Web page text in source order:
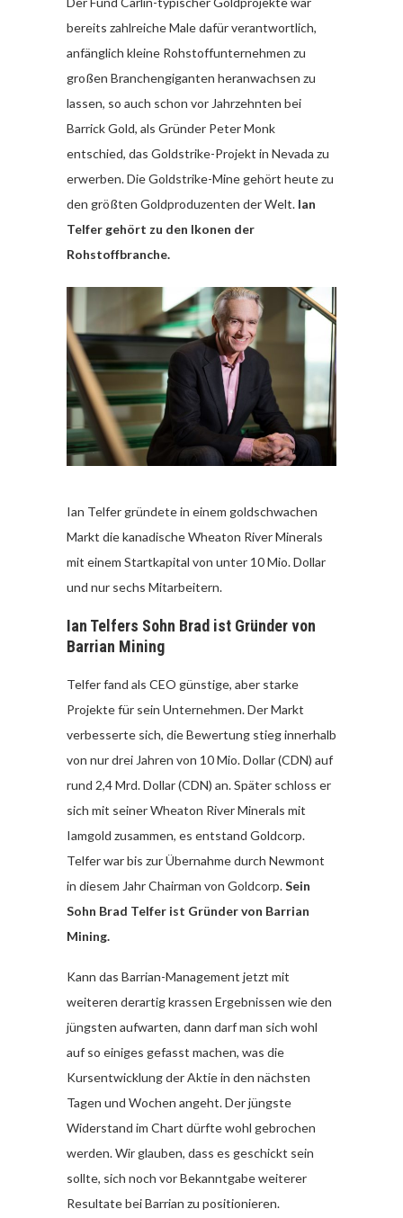
bereits zahlreiche Male dafür verantwortlich,
anfänglich kleine Rohstoffunternehmen zu
großen Branchengiganten heranwachsen zu
lassen, so auch schon vor Jahrzehnten bei
Barrick Gold, als Gründer Peter Monk
entschied, das Goldstrike-Projekt in Nevada zu
erwerben. Die Goldstrike-Mine gehört heute zu
den größten Goldproduzenten der Welt. Ian
Telfer gehört zu den Ikonen der
Rohstoffbranche.
Ian Telfer gründete in einem goldschwachen
Markt die kanadische Wheaton River Minerals
mit einem Startkapital von unter 10 Mio. Dollar
und nur sechs Mitarbeitern.
Ian Telfers Sohn Brad ist Gründer von
Barrian Mining
Telfer fand als CEO günstige, aber starke
Projekte für sein Unternehmen. Der Markt
verbesserte sich, die Bewertung stieg innerhalb
von nur drei Jahren von 10 Mio. Dollar (CDN) auf
rund 2,4 Mrd. Dollar (CDN) an. Später schloss er
sich mit seiner Wheaton River Minerals mit
Iamgold zusammen, es entstand Goldcorp.
Telfer war bis zur Übernahme durch Newmont
in diesem Jahr Chairman von Goldcorp.Sein
Sohn Brad Telfer ist Gründer von Barrian
Mining.
Kann das Barrian-Management jetzt mit
weiteren derartig krassen Ergebnissen wie den
jüngsten aufwarten, dann darf man sich wohl
auf so einiges gefasst machen, was die
Kursentwicklung der Aktie in den nächsten
Tagen und Wochen angeht. Der jüngste
Widerstand im Chart dürfte wohl gebrochen
werden. Wir glauben, dass es geschickt sein
sollte, sich noch vor Bekanntgabe weiterer
Resultate bei Barrian zu positionieren.